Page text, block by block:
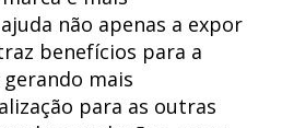
não apenas a expor
benefícios para a
mais
para as outras